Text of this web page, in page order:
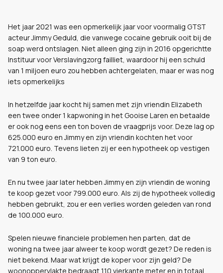
Het jaar 2021 was een opmerkelijk jaar voor voormalig GTST
acteur Jimmy Geduld, die vanwege cocaine gebruik ooit bij de
soap werd ontslagen. Niet alleen ging zijn in 2016 opgerichtte
Instituur voor Verslavingzorg failliet, waardoor hij een schuld
van 1 miljoen euro zou hebben achtergelaten, maar er was nog
iets opmerkelijks
In hetzelfde jaar kocht hij samen met zijn vriendin Elizabeth
een twee onder 1 kapwoning in het Gooise Laren en betaalde
er ook nog eens een ton boven de vraagprijs voor. Deze lag op
625.000 euro en Jimmy en zijn vriendin kochten het voor
721.000 euro. Tevens lieten zij er een hypotheek op vestigen
van 9 ton euro.
En nu twee jaar later hebben Jimmy en zijn vriendin de woning
te koop gezet voor 799.000 euro. Als zij de hypotheek volledig
hebben gebruikt, zou er een verlies worden geleden van rond
de 100.000 euro.
Spelen nieuwe financiele problemen hen parten, dat de
woning na twee jaar alweer te koop wordt gezet? De reden is
niet bekend. Maar wat krijgt de koper voor zijn geld? De
woonoppervlakte bedraagt 110 vierkante meter en in totaal